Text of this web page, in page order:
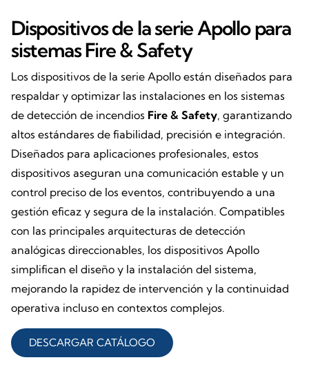
Dispositivos de la serie Apollo para
sistemas Fire & Safety
Los dispositivos de la serie Apollo están diseñados para
respaldar y optimizar las instalaciones en los sistemas
de detección de incendios Fire & Safety, garantizando
altos estándares de fiabilidad, precisión e integración.
Diseñados para aplicaciones profesionales, estos
dispositivos aseguran una comunicación estable y un
control preciso de los eventos, contribuyendo a una
gestión eficaz y segura de la instalación. Compatibles
con las principales arquitecturas de detección
analógicas direccionables, los dispositivos Apollo
simplifican el diseño y la instalación del sistema,
mejorando la rapidez de intervención y la continuidad
operativa incluso en contextos complejos.
DESCARGAR CATÁLOGO